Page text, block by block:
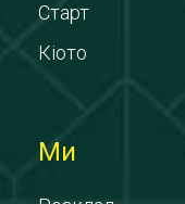
Старт
Кіото
Ми